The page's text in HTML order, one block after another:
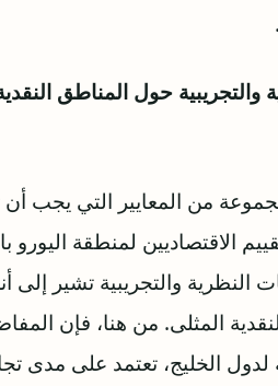
حول المناطق
من المعايير التي يجب
الاقتصاديين لمنطقة اليورو
النظرية والتجريبية تشير إلى
المثلى. من هنا، فإن
الخليج، تعتمد على مدى تجاوز